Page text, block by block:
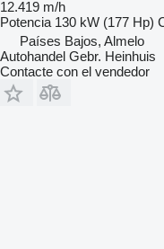
12.419 m/h
Potencia 130 kW (177 Hp)
Países Bajos, Almelo
Autohandel Gebr. Heinhuis
Contacte con el vendedor